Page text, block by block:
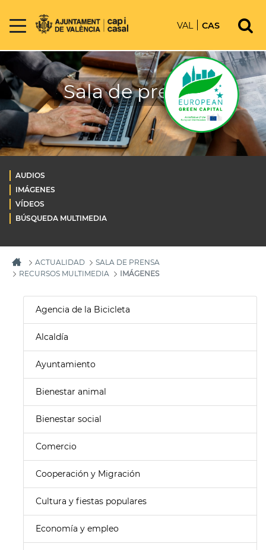
VAL CAS
Sala de prensa
AUDIOS
IMÁGENES
VÍDEOS
BÚSQUEDA MULTIMEDIA
ACTUALIDAD
SALA DE PRENSA
RECURSOS MULTIMEDIA
IMÁGENES
Agencia de la Bicicleta
Alcaldía
Ayuntamiento
Bienestar animal
Bienestar social
Comercio
Cooperación y Migración
Cultura y fiestas populares
Economía y empleo